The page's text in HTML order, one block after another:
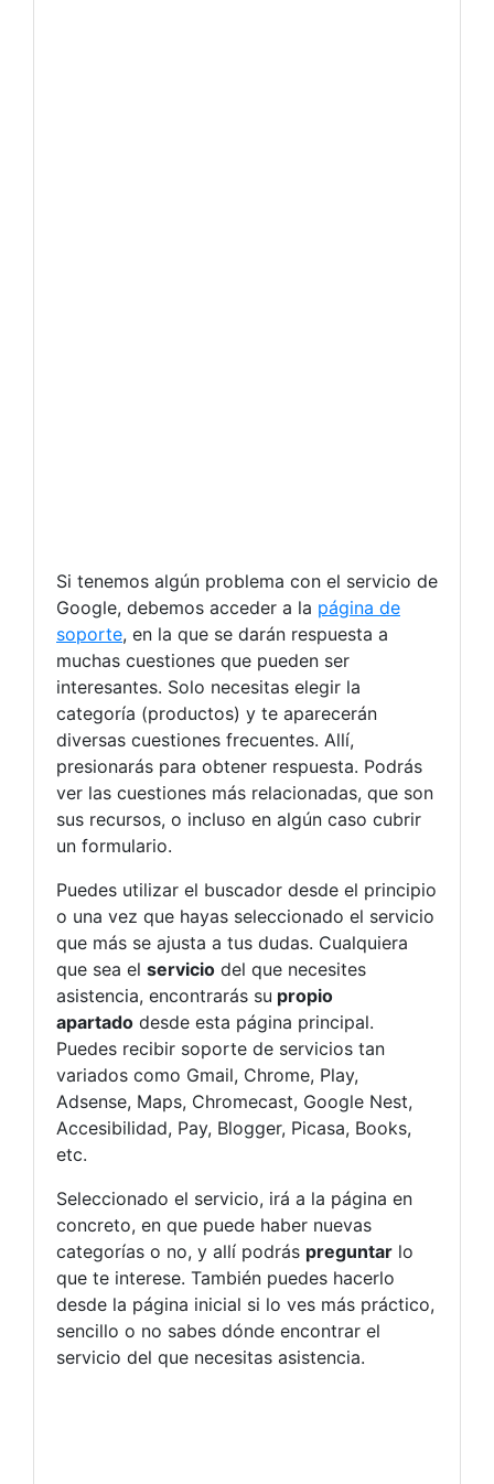
Si tenemos algún problema con el servicio de
Google, debemos acceder a la página de
soporte, en la que se darán respuesta a
muchas cuestiones que pueden ser
interesantes. Solo necesitas elegir la
categoría (productos) y te aparecerán
diversas cuestiones frecuentes. Allí,
presionarás para obtener respuesta. Podrás
ver las cuestiones más relacionadas, que son
sus recursos, o incluso en algún caso cubrir
un formulario.
Puedes utilizar el buscador desde el principio
o una vez que hayas seleccionado el servicio
que más se ajusta a tus dudas. Cualquiera
que sea el servicio del que necesites
asistencia, encontrarás su propio
apartado desde esta página principal.
Puedes recibir soporte de servicios tan
variados como Gmail, Chrome, Play,
Adsense, Maps, Chromecast, Google Nest,
Accesibilidad, Pay, Blogger, Picasa, Books,
etc.
Seleccionado el servicio, irá a la página en
concreto, en que puede haber nuevas
categorías o no, y allí podrás preguntar lo
que te interese. También puedes hacerlo
desde la página inicial si lo ves más práctico,
sencillo o no sabes dónde encontrar el
servicio del que necesitas asistencia.